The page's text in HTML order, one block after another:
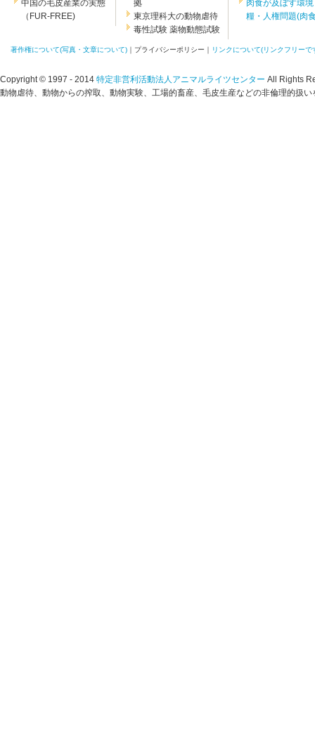
中国の毛皮産業の実態
（FUR-FREE)
拠
東京理科大の動物虐待
毒性試験 薬物動態試験
肉食が及ぼす環
糧・人権問題(肉
著作権について(写真・文章について) ｜プライバシーポリシー｜ リンクについて(リンクフリーで
Copyright © 1997 - 2014 特定非営利活動法人アニマルライツセンター All Rights
動物虐待、動物からの搾取、動物実験、工場的畜産、毛皮生産などの非倫理的扱